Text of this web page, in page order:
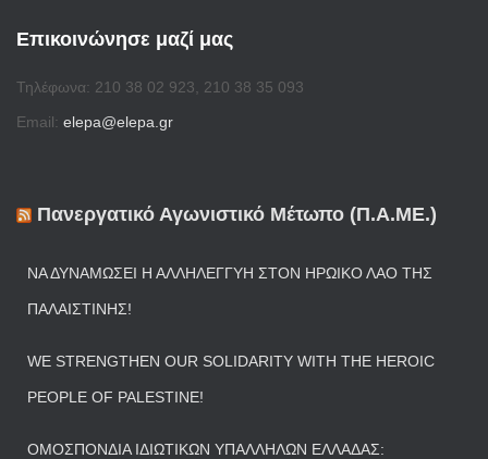
Επικοινώνησε μαζί μας
Τηλέφωνα: 210 38 02 923, 210 38 35 093
Email: elepa@elepa.gr
Πανεργατικό Αγωνιστικό Μέτωπο (Π.Α.ΜΕ.)
ΝΑ ΔΥΝΑΜΏΣΕΙ Η ΑΛΛΗΛΕΓΓΎΗ ΣΤΟΝ ΗΡΩΙΚΌ ΛΑΌ ΤΗΣ
ΠΑΛΑΙΣΤΊΝΗΣ!
WE STRENGTHEN OUR SOLIDARITY WITH THE HEROIC
PEOPLE OF PALESTINE!
ΟΜΟΣΠΟΝΔΊΑ ΙΔΙΩΤΙΚΏΝ ΥΠΑΛΛΉΛΩΝ ΕΛΛΆΔΑΣ: